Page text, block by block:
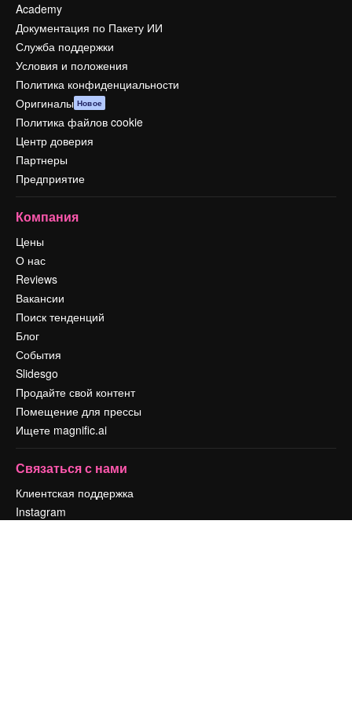
Academy
Документация по Пакету ИИ
Служба поддержки
Условия и положения
Политика конфиденциальности
Оригиналы Новое
Политика файлов cookie
Центр доверия
Партнеры
Предприятие
Компания
Цены
О нас
Reviews
Вакансии
Поиск тенденций
Блог
События
Slidesgo
Продайте свой контент
Помещение для прессы
Ищете magnific.ai
Связаться с нами
Клиентская поддержка
Instagram